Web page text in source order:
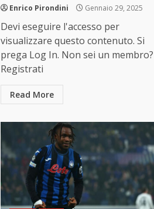
Enrico Pirondini Gennaio 29, 2025
Devi eseguire l'accesso per
visualizzare questo contenuto. Si
prega Log In. Non sei un membro?
Registrati
Read More